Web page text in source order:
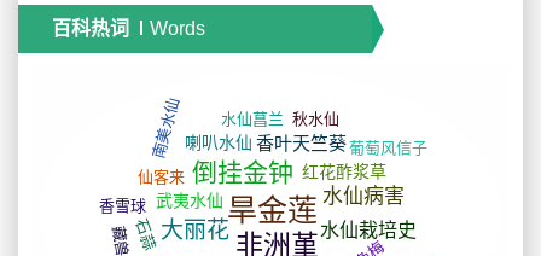
百科热词 Words